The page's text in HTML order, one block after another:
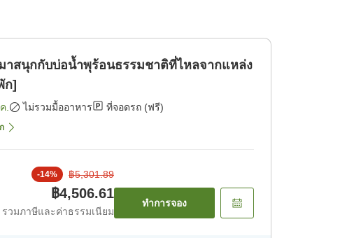
มาสนุกกับบ่อน้ำพุร้อนธรรมชาติที่ไหลจากแหล่ง
ก]
. ไม่รวมมื้ออาหาร ที่จอดรถ (ฟรี)
-14% ฿5,301.89
฿4,506.61
รวมภาษีและค่าธรรมเนียม
ทำการจอง